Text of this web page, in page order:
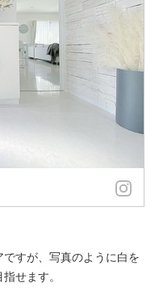
すが、写真のように白を
せます。